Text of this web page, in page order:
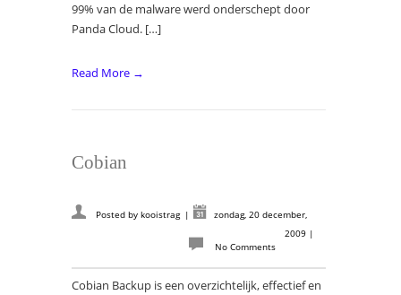
99% van de malware werd onderschept door
Panda Cloud. […]
Read More →
Cobian
Posted by kooistrag |
zondag, 20 december,
2009 |
No Comments
Cobian Backup is een overzichtelijk, effectief en